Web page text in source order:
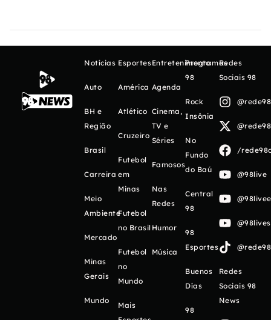
Notícias
Auto
BH e
Região
Brasil
Carreira
Meio
Ambiente
Mercado
Minas
Gerais
Mundo
Esportes
América
Atlético
Cruzeiro
Futebol
em
Minas
Futebol
no Brasil
Futebol
no
Mundo
Mais
Entretenimento
Agenda
Cinema,
TV e
Séries
Famosos
Nas
Redes
Humor
Música
Programas
98
Rock
Insônia
No
Fundo
do Baú
Central
98
98
Esportes
Buenos
Días
98
Redes
Sociais 98
/
@98live
Redes
Sociais 98
News